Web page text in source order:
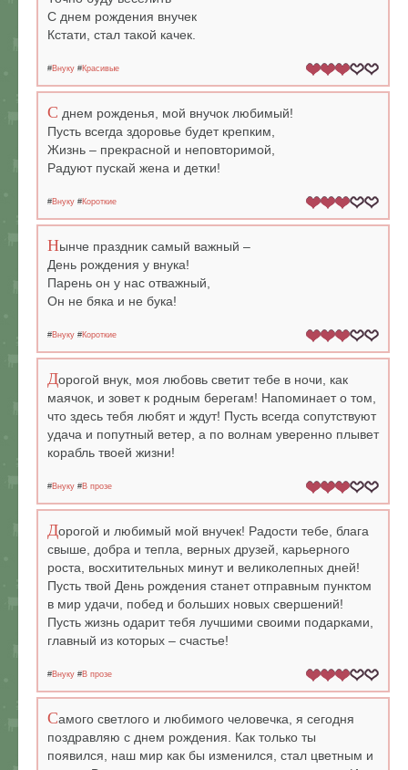
С днем рождения внучек
Кстати, стал такой качек.
#Внуку #Красивые
С днем рожденья, мой внучок любимый!
Пусть всегда здоровье будет крепким,
Жизнь – прекрасной и неповторимой,
Радуют пускай жена и детки!
#Внуку #Короткие
Нынче праздник самый важный –
День рождения у внука!
Парень он у нас отважный,
Он не бяка и не бука!
#Внуку #Короткие
Дорогой внук, моя любовь светит тебе в ночи, как
маячок, и зовет к родным берегам! Напоминает о том,
что здесь тебя любят и ждут! Пусть всегда сопутствуют
удача и попутный ветер, а по волнам уверенно плывет
корабль твоей жизни!
#Внуку #В прозе
Дорогой и любимый мой внучек! Радости тебе, блага
свыше, добра и тепла, верных друзей, карьерного
роста, восхитительных минут и великолепных дней!
Пусть твой День рождения станет отправным пунктом
в мир удачи, побед и больших новых свершений!
Пусть жизнь одарит тебя лучшими своими подарками,
главный из которых – счастье!
#Внуку #В прозе
Самого светлого и любимого человечка, я сегодня
поздравляю с днем рождения. Как только ты
появился, наш мир как бы изменился, стал цветным и